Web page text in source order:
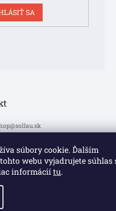
súbory cookie. Ďalším
webu vyjadrujete súhlas
informáciítu.
SA
@sollau.sk
778 110 059
www.facebook.com/solla